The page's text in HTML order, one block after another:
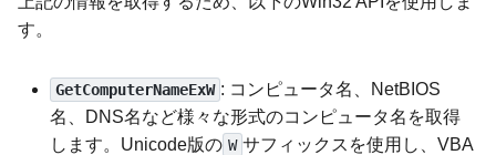
す。
GetComputerNameExW : コンピュータ名、NetBIOS
名、DNS名など様々な形式のコンピュータ名を取得
します。Unicode版の W サフィックスを使用し、VBA